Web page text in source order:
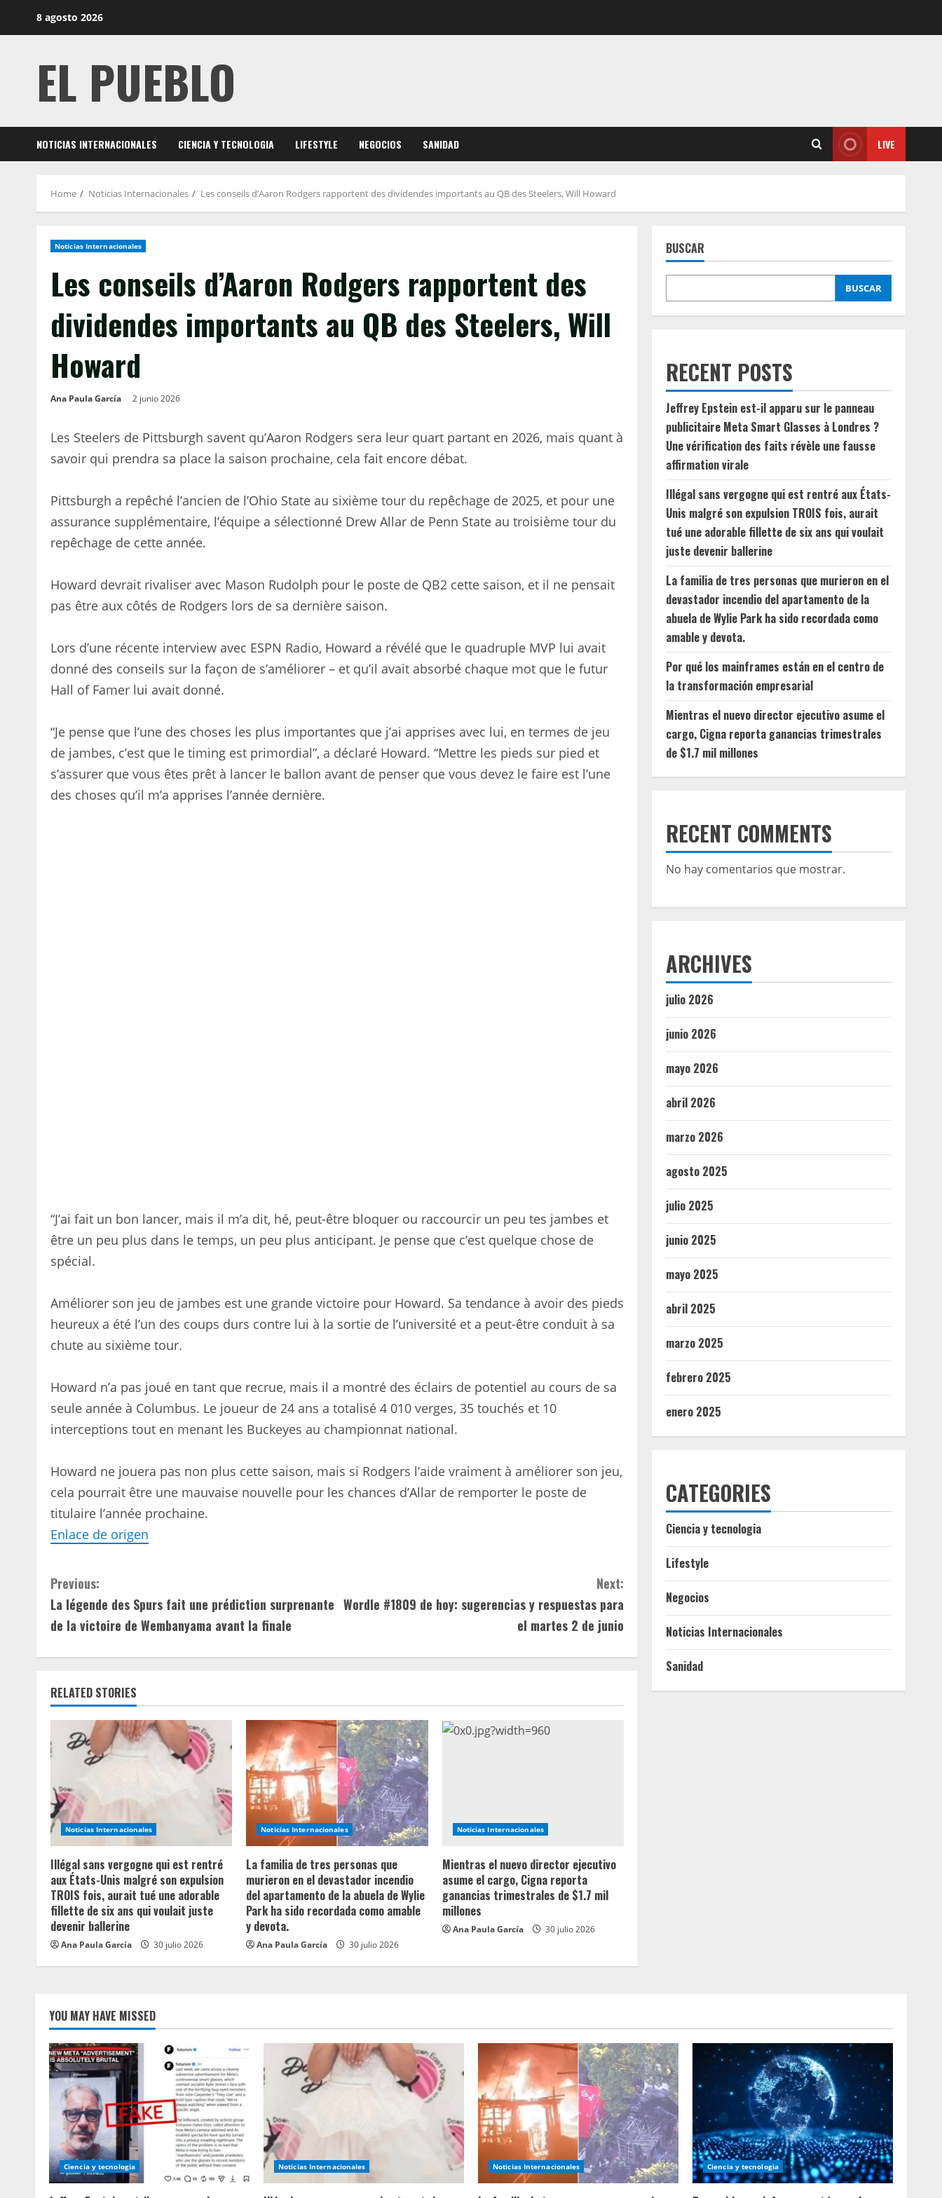
8 agosto 2026
EL PUEBLO
NOTICIAS INTERNACIONALES CIENCIA Y TECNOLOGIA LIFESTYLE NEGOCIOS SANIDAD LIVE
Home Noticias Internacionales Les conseils d’Aaron Rodgers rapportent des dividendes importants au QB des Steelers, Will Howard
Noticias Internacionales
Les conseils d’Aaron Rodgers rapportent des
dividendes importants au QB des Steelers, Will
Howard
Ana Paula García 2 junio 2026
Les Steelers de Pittsburgh savent qu’Aaron Rodgers sera leur quart partant en 2026, mais quant à
savoir qui prendra sa place la saison prochaine, cela fait encore débat.
Pittsburgh a repêché l’ancien de l’Ohio State au sixième tour du repêchage de 2025, et pour une
assurance supplémentaire, l’équipe a sélectionné Drew Allar de Penn State au troisième tour du
repêchage de cette année.
Howard devrait rivaliser avec Mason Rudolph pour le poste de QB2 cette saison, et il ne pensait
pas être aux côtés de Rodgers lors de sa dernière saison.
Lors d’une récente interview avec ESPN Radio, Howard a révélé que le quadruple MVP lui avait
donné des conseils sur la façon de s’améliorer – et qu’il avait absorbé chaque mot que le futur
Hall of Famer lui avait donné.
“Je pense que l’une des choses les plus importantes que j’ai apprises avec lui, en termes de jeu
de jambes, c’est que le timing est primordial”, a déclaré Howard. “Mettre les pieds sur pied et
s’assurer que vous êtes prêt à lancer le ballon avant de penser que vous devez le faire est l’une
des choses qu’il m’a apprises l’année dernière.
“J’ai fait un bon lancer, mais il m’a dit, hé, peut-être bloquer ou raccourcir un peu tes jambes et
être un peu plus dans le temps, un peu plus anticipant. Je pense que c’est quelque chose de
spécial.
Améliorer son jeu de jambes est une grande victoire pour Howard. Sa tendance à avoir des pieds
heureux a été l’un des coups durs contre lui à la sortie de l’université et a peut-être conduit à sa
chute au sixième tour.
Howard n’a pas joué en tant que recrue, mais il a montré des éclairs de potentiel au cours de sa
seule année à Columbus. Le joueur de 24 ans a totalisé 4 010 verges, 35 touchés et 10
interceptions tout en menant les Buckeyes au championnat national.
Howard ne jouera pas non plus cette saison, mais si Rodgers l’aide vraiment à améliorer son jeu,
cela pourrait être une mauvaise nouvelle pour les chances d’Allar de remporter le poste de
titulaire l’année prochaine.
Enlace de origen
C
o
i
n
u
e
R
e
a
d
i
n
Previous:
La légende des Spurs fait une prédiction surprenante
de la victoire de Wembanyama avant la finale
Next:
Wordle #1809 de hoy: sugerencias y respuestas para
el martes 2 de junio
RELATED STORIES
Noticias Internacionales
Illégal sans vergogne qui est rentré
aux États-Unis malgré son expulsion
TROIS fois, aurait tué une adorable
fillette de six ans qui voulait juste
devenir ballerine
Ana Paula García 30 julio 2026
Noticias Internacionales
La familia de tres personas que
murieron en el devastador incendio
del apartamento de la abuela de Wylie
Park ha sido recordada como amable
y devota.
Ana Paula García 30 julio 2026
Noticias Internacionales
Mientras el nuevo director ejecutivo
asume el cargo, Cigna reporta
ganancias trimestrales de $1.7 mil
millones
Ana Paula García 30 julio 2026
BUSCAR
BUSCAR
RECENT POSTS
Jeffrey Epstein est-il apparu sur le panneau
publicitaire Meta Smart Glasses à Londres ?
Une vérification des faits révèle une fausse
affirmation virale
Illégal sans vergogne qui est rentré aux États-
Unis malgré son expulsion TROIS fois, aurait
tué une adorable fillette de six ans qui voulait
juste devenir ballerine
La familia de tres personas que murieron en el
devastador incendio del apartamento de la
abuela de Wylie Park ha sido recordada como
amable y devota.
Por qué los mainframes están en el centro de
la transformación empresarial
Mientras el nuevo director ejecutivo asume el
cargo, Cigna reporta ganancias trimestrales
de $1.7 mil millones
RECENT COMMENTS
No hay comentarios que mostrar.
ARCHIVES
julio 2026
junio 2026
mayo 2026
abril 2026
marzo 2026
agosto 2025
julio 2025
junio 2025
mayo 2025
abril 2025
marzo 2025
febrero 2025
enero 2025
CATEGORIES
Ciencia y tecnologia
Lifestyle
Negocios
Noticias Internacionales
Sanidad
YOU MAY HAVE MISSED
Ciencia y tecnologia Noticias Internacionales Noticias Internacionales Ciencia y tecnologia